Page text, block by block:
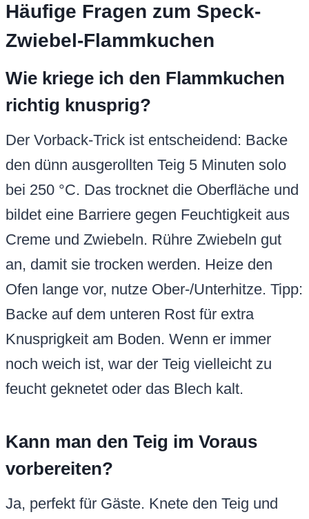
Häufige Fragen zum Speck-
Zwiebel-Flammkuchen
Wie kriege ich den Flammkuchen
richtig knusprig?
Der Vorback-Trick ist entscheidend: Backe
den dünn ausgerollten Teig 5 Minuten solo
bei 250 °C. Das trocknet die Oberfläche und
bildet eine Barriere gegen Feuchtigkeit aus
Creme und Zwiebeln. Rühre Zwiebeln gut
an, damit sie trocken werden. Heize den
Ofen lange vor, nutze Ober-/Unterhitze. Tipp:
Backe auf dem unteren Rost für extra
Knusprigkeit am Boden. Wenn er immer
noch weich ist, war der Teig vielleicht zu
feucht geknetet oder das Blech kalt.
Kann man den Teig im Voraus
vorbereiten?
Ja, perfekt für Gäste. Knete den Teig und